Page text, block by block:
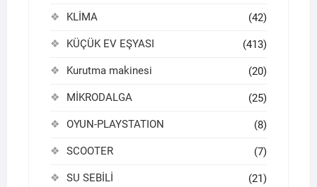
KLİMA (42)
KÜÇÜK EV EŞYASI (413)
Kurutma makinesi (20)
MİKRODALGA (25)
OYUN-PLAYSTATION (8)
SCOOTER (7)
SU SEBİLİ (21)